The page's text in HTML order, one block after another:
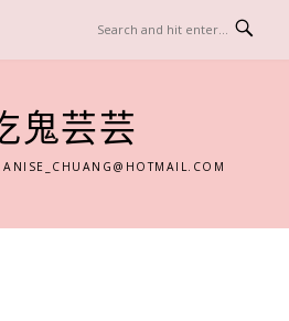
鬼芸芸
ANISE_CHUANG@HOTMAIL.COM